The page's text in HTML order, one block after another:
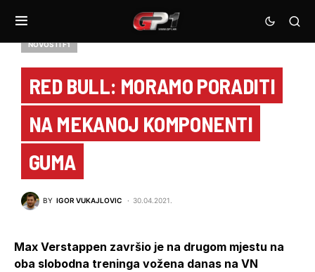
NOVOSTI F1
RED BULL: MORAMO PORADITI
NA MEKANOJ KOMPONENTI
GUMA
BY IGOR VUKAJLOVIC 30.04.2021.
Max Verstappen završio je na drugom mjestu na
oba slobodna treninga vožena danas na VN